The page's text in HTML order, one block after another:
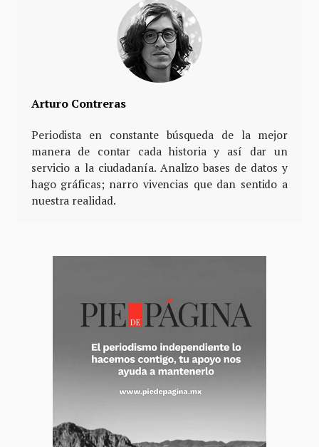
Arturo Contreras
Periodista en constante búsqueda de la mejor
manera de contar cada historia y así dar un
servicio a la ciudadanía. Analizo bases de datos y
hago gráficas; narro vivencias que dan sentido a
nuestra realidad.